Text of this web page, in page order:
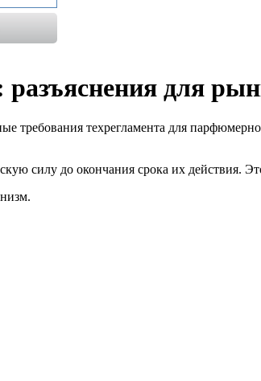
для
требования техрегламента для
силу до окончания срока их действия.